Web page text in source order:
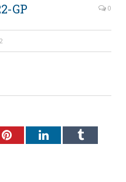
GP 0
PinterestLinkedInTumblr